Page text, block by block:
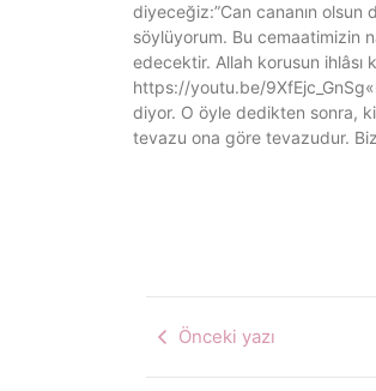
diyeceğiz:”Can cananın olsun
söylüyorum. Bu cemaatimizin
edecektir. Allah korusun ihlâsı
https://youtu.be/
diyor. O öyle dedikten sonra,
tevazu ona göre tevazudur.
Önceki yazı